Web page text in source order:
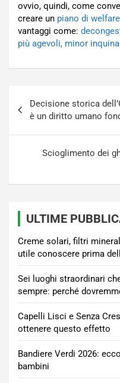
ovvio, quindi, come
creare un piano di
vantaggi come:
più agevoli, minor
articoli
Decisione storica
è un diritto umano
Scioglimento dei
ULTIME
Creme solari, filtri
utile conoscere prima
Sei luoghi straordinari
sempre: perché
Capelli Lisci e Senza
ottenere questo effetto
Bandiere Verdi 2026:
bambini